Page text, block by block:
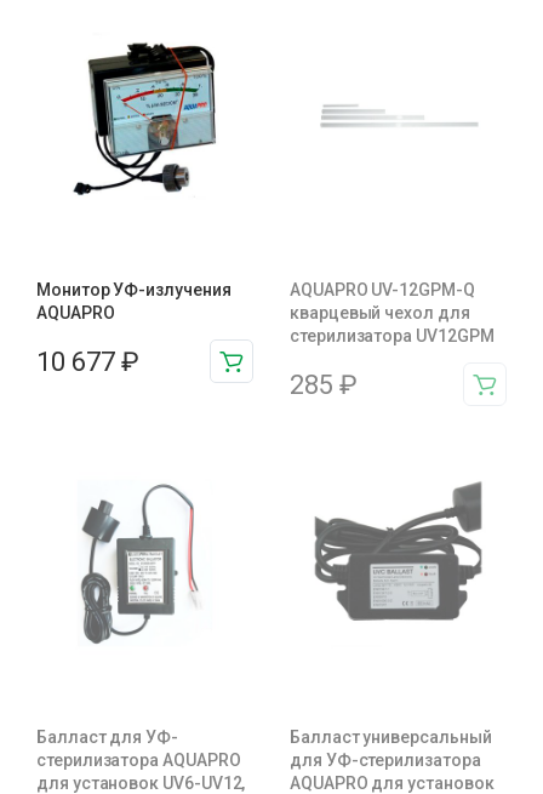
Монитор УФ-излучения
AQUAPRO
10 677 ₽
AQUAPRO UV-12GPM-Q
кварцевый чехол для
стерилизатора UV12GPM
285 ₽
Балласт для УФ-
стерилизатора AQUAPRO
для установок UV6-UV12,
Балласт универсальный
для УФ-стерилизатора
AQUAPRO для установок